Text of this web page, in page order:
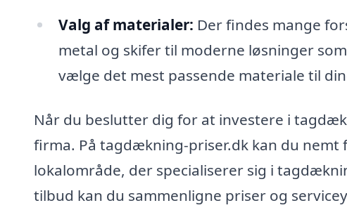
Valg af materialer: Der findes mange
metal og skifer til moderne løsninger
vælge det mest passende materiale til
Når du beslutter dig for at investere i
firma. På tagdækning-priser.dk kan du
lokalområde, der specialiserer sig i
tilbud kan du sammenligne priser og